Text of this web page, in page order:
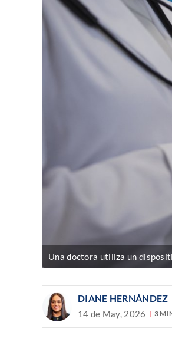
Una doctora utiliza un
DIANE HERNÁNDEZ
14 de May, 2026 3